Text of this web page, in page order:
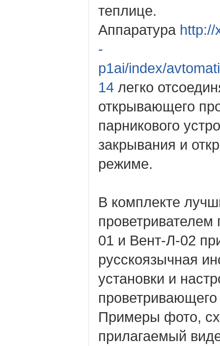
теплице.
Аппаратура http://
-
p1ai/index/
14 легко
открывающего
парникового
закрывания и
режиме.
В комплекте
01 и Вент-Л-02
русскоязычная
установки и
проветривающего
Примеры фото,
прилагаемый